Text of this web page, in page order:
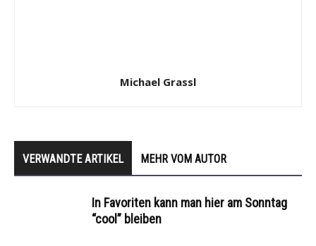
Michael Grassl
VERWANDTE ARTIKEL MEHR VOM AUTOR
In Favoriten kann man hier am Sonntag
“cool” bleiben